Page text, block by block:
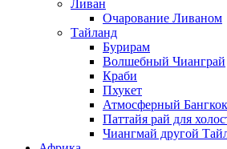
Ливан
Очарование Ливаном
Тайланд
Бурирам
Волшебный Чианграй
Краби
Пхукет
Атмосферный Бангкок
Паттайя рай для
Чиангмай другой